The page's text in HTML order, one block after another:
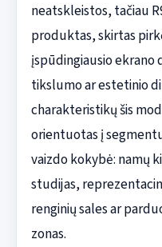
neatskleistos, tačiau
produktas, skirtas
įspūdingiausio ekrano
tikslumo ar estetinio
charakteristikų šis
orientuotas į
vaizdo kokybė: namų
studijas,
renginių sales ar
zonas.